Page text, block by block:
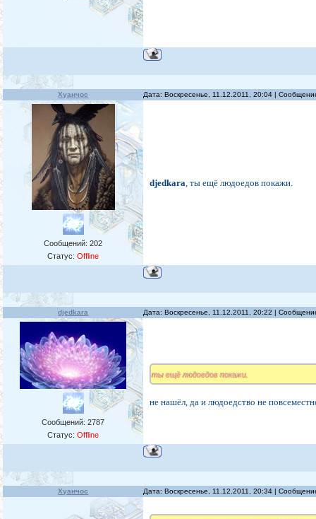
Хуанчос Дата: Воскресенье, 11.12.2011, 20:04 |
Сообщений:202
Статус:Offline
djedkara, ты ещё людоедов покажи.
djedkara Дата: Воскресенье, 11.12.2011, 20:22 |
Сообщений:2787
Статус:Offline
ты ещё людоедов покажи.
не нашёл, да и людоедство не
Хуанчос Дата: Воскресенье, 11.12.2011, 20:34 |